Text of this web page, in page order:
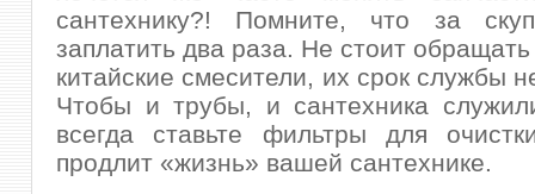
сантехнику?! Помните, что за
заплатить два раза. Не стоит
китайские смесители, их срок службы
Чтобы и трубы, и сантехника
всегда ставьте фильтры для
продлит «жизнь» вашей сантехнике.